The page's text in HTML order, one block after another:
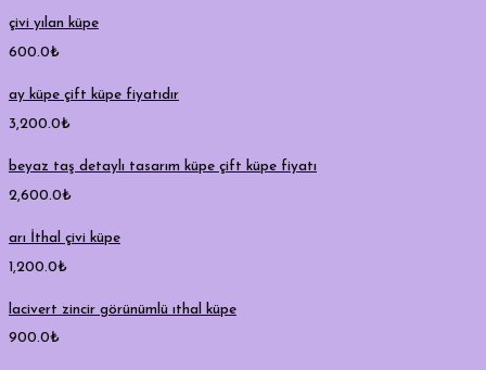
çivi yılan küpe
600.0₺
ay küpe çift küpe fiyatıdır
3,200.0₺
beyaz taş detaylı tasarım küpe çift küpe fiyatı
2,600.0₺
arı İthal çivi küpe
1,200.0₺
lacivert zincir görünümlü ıthal küpe
900.0₺